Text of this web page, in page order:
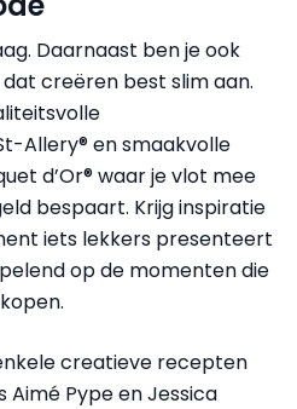
Daarnaast ben je ook
creëren best slim aan.
Allery® en smaakvolle
d’Or® waar je vlot mee
bespaart. Krijg inspiratie
iets lekkers presenteert
op de momenten die
creatieve recepten
Pype en Jessica